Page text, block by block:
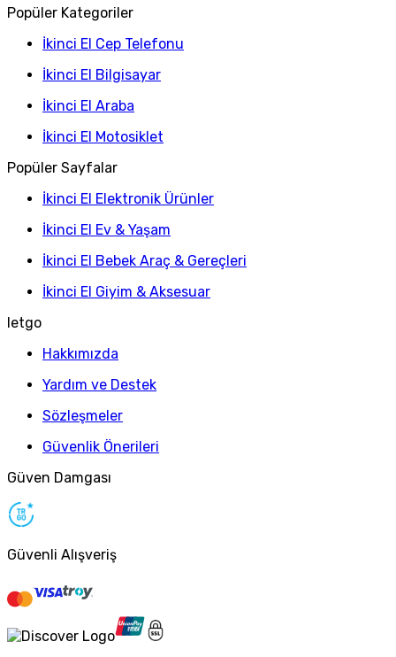
Popüler Kategoriler
İkinci El Cep Telefonu
İkinci El Bilgisayar
İkinci El Araba
İkinci El Motosiklet
Popüler Sayfalar
İkinci El Elektronik Ürünler
İkinci El Ev & Yaşam
İkinci El Bebek Araç & Gereçleri
İkinci El Giyim & Aksesuar
letgo
Hakkımızda
Yardım ve Destek
Sözleşmeler
Güvenlik Önerileri
Güven Damgası
Güvenli Alışveriş